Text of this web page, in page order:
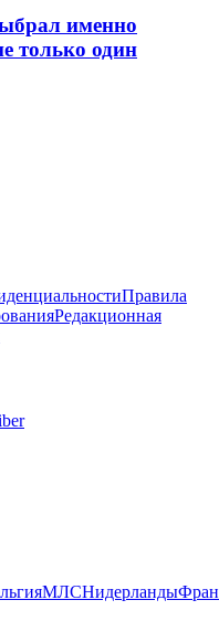
именно
только один
Правила
Редакционная
МЛСНидерланды